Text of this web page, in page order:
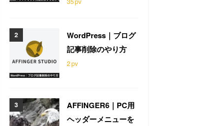
WordPress｜ブログ
記事削除のやり方
2pv
AFFINGER6｜PC用
ヘッダーメニューを